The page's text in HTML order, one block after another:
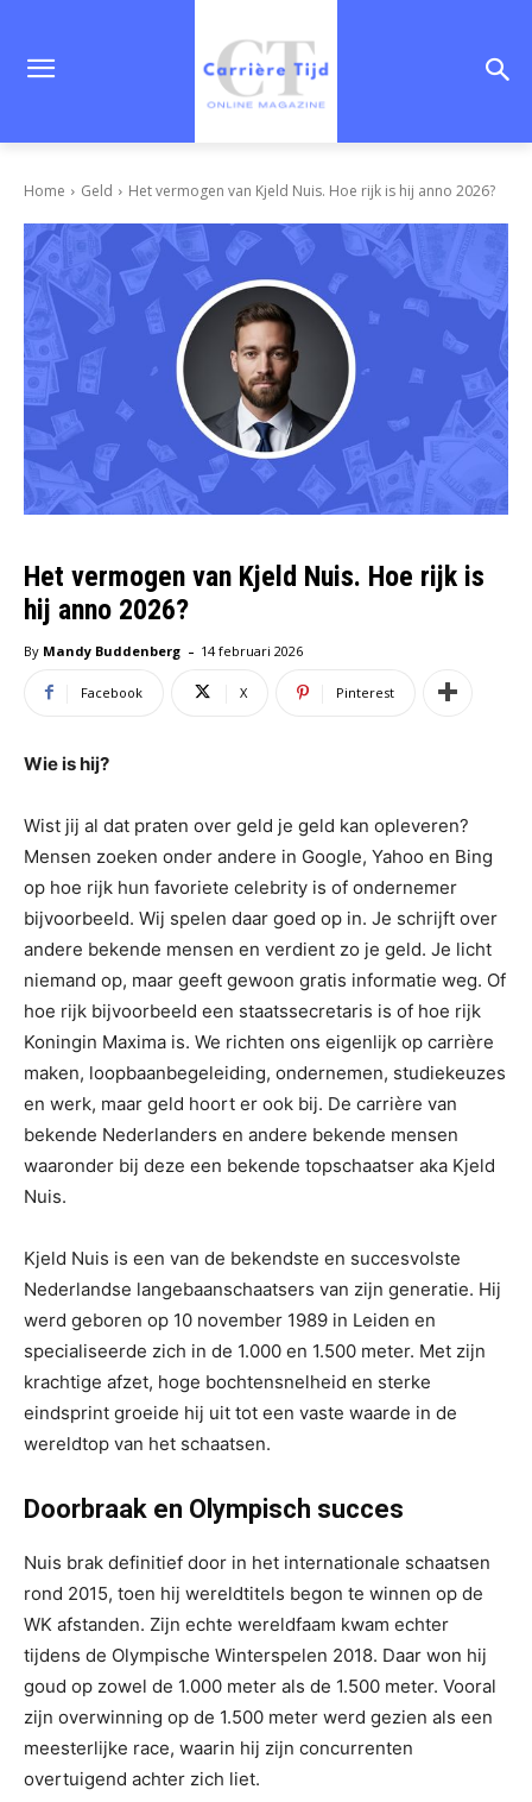
Home Geld Het vermogen van Kjeld Nuis. Hoe rijk is hij anno 2026?
Het vermogen van Kjeld Nuis. Hoe rijk is
hij anno 2026?
By Mandy Buddenberg - 14 februari 2026
Facebook X Pinterest
Wie is hij?
Wist jij al dat praten over geld je geld kan opleveren?
Mensen zoeken onder andere in Google, Yahoo en Bing
op hoe rijk hun favoriete celebrity is of ondernemer
bijvoorbeeld. Wij spelen daar goed op in. Je schrijft over
andere bekende mensen en verdient zo je geld. Je licht
niemand op, maar geeft gewoon gratis informatie weg. Of
hoe rijk bijvoorbeeld een staatssecretaris is of hoe rijk
Koningin Maxima is. We richten ons eigenlijk op carrière
maken, loopbaanbegeleiding, ondernemen, studiekeuzes
en werk, maar geld hoort er ook bij. De carrière van
bekende Nederlanders en andere bekende mensen
waaronder bij deze een bekende topschaatser aka Kjeld
Nuis.
Kjeld Nuis is een van de bekendste en succesvolste
Nederlandse langebaanschaatsers van zijn generatie. Hij
werd geboren op 10 november 1989 in Leiden en
specialiseerde zich in de 1.000 en 1.500 meter. Met zijn
krachtige afzet, hoge bochtensnelheid en sterke
eindsprint groeide hij uit tot een vaste waarde in de
wereldtop van het schaatsen.
Doorbraak en Olympisch succes
Nuis brak definitief door in het internationale schaatsen
rond 2015, toen hij wereldtitels begon te winnen op de
WK afstanden. Zijn echte wereldfaam kwam echter
tijdens de Olympische Winterspelen 2018. Daar won hij
goud op zowel de 1.000 meter als de 1.500 meter. Vooral
zijn overwinning op de 1.500 meter werd gezien als een
meesterlijke race, waarin hij zijn concurrenten
overtuigend achter zich liet.